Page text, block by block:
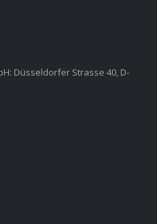
Düsseldorfer Strasse 40, D-